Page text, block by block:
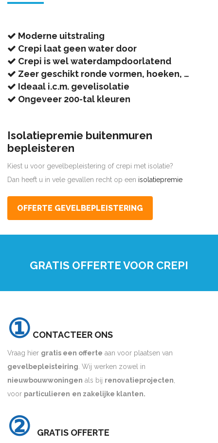
Moderne uitstraling
Crepi laat geen water door
Crepi is wel waterdampdoorlatend
Zeer geschikt ronde vormen, hoeken, …
Ideaal i.c.m. gevelisolatie
Ongeveer 200-tal kleuren
Isolatiepremie buitenmuren
bepleisteren
Kiest u voor gevelbepleistering of crepi met isolatie?
Dan heeft u in vele gevallen recht op een isolatiepremie
OFFERTE GEVELBEPLEISTERING
GRATIS OFFERTE VOOR CREPI
① CONTACTEER ONS
Vraag hier gratis een offerte aan voor plaatsen van
gevelbepleisteiring. Wij werken zowel in
nieuwbouwwoningen als bij renovatieprojecten,
voor particulieren en zakelijke klanten.
② GRATIS OFFERTE